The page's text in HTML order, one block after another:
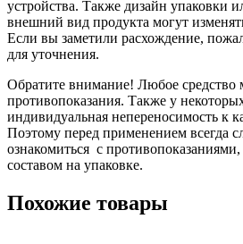
устройства. Также дизайн упаковки
внешний вид продукта могут
Если вы заметили расхождение,
для уточнения.
Обратите внимание! Любое средство
противопоказания. Также у
индивидуальная непереносимость к
Поэтому перед применением всегда
ознакомиться с
составом на упаковке.
Похожие товары